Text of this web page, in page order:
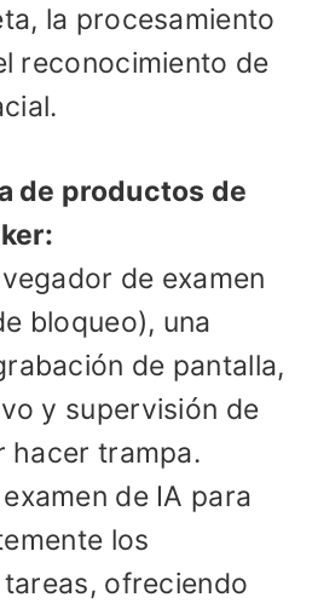
la procesamiento
reconocimiento de
de productos de
de examen
bloqueo), una
de pantalla,
y supervisión de
hacer trampa.
de IA para
los
ofreciendo